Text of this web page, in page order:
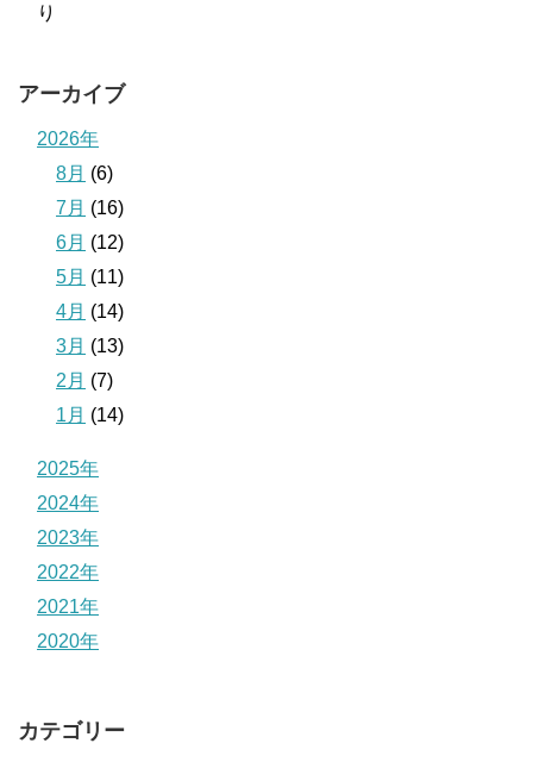
り
アーカイブ
2026年
8月 (6)
7月 (16)
6月 (12)
5月 (11)
4月 (14)
3月 (13)
2月 (7)
1月 (14)
2025年
2024年
2023年
2022年
2021年
2020年
カテゴリー